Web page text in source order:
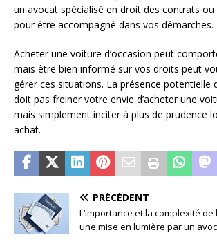
un avocat spécialisé en droit des contrats
pour être accompagné dans vos démarches.
Acheter une voiture d’occasion peut
mais être bien informé sur vos droits peut
gérer ces situations. La présence potentielle
doit pas freiner votre envie d’acheter une
mais simplement inciter à plus de prudence
achat.
PRÉCÉDENT
L’importance et la complexité de
une mise en lumière par un